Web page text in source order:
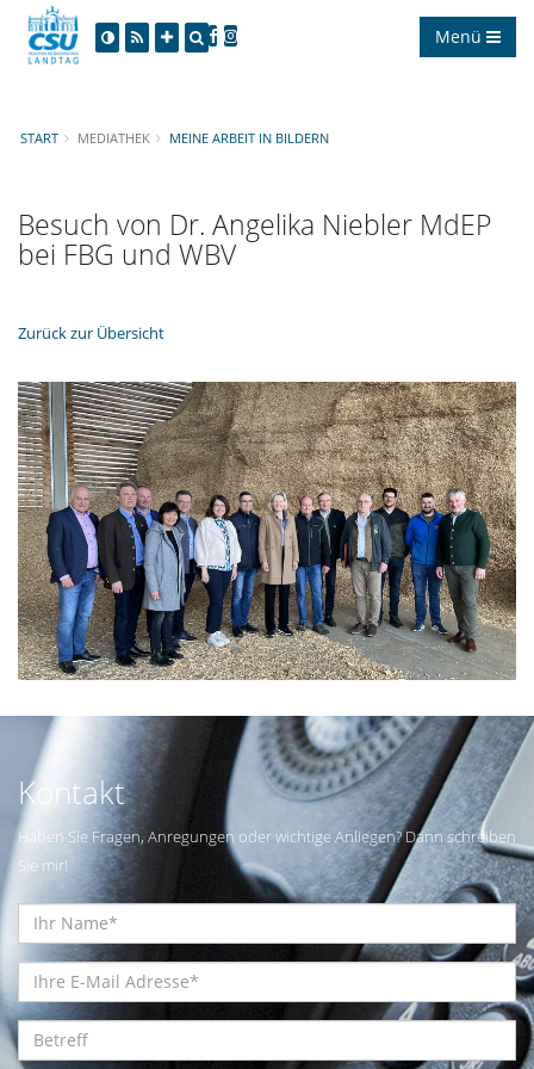
Menü
START MEDIATHEK MEINE ARBEIT IN BILDERN
Besuch von Dr. Angelika Niebler MdEP
bei FBG und WBV
Zurück zur Übersicht
Kontakt
Haben Sie Fragen, Anregungen oder wichtige Anliegen? Dann schreiben
Sie mir!